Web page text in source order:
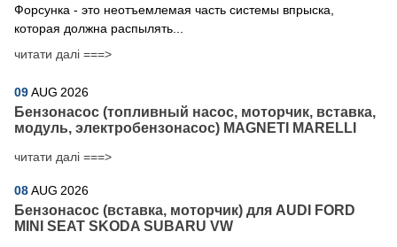
Форсунка - это неотъемлемая часть системы впрыска,
которая должна распылять...
читати далі ===>
09AUG 2026
Бензонасос (топливный насос, моторчик, вставка,
модуль, электробензонасос) MAGNETI MARELLI
читати далі ===>
08AUG 2026
Бензонасос (вставка, моторчик) для AUDI FORD
MINI SEAT SKODA SUBARU VW